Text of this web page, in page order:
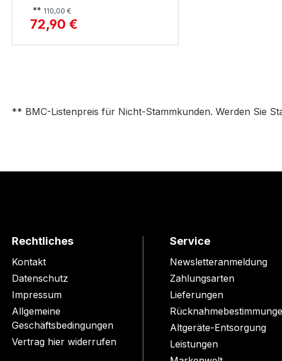
** 110,00 €
72,90 €
** BMC-Listenpreis für Nicht-Stammkunden. Werden Sie
Rechtliches
Kontakt
Datenschutz
Impressum
Allgemeine
Geschäftsbedingungen
Vertrag hier widerrufen
Service
Newsletteranmeldung
Zahlungsarten
Lieferungen
Altgeräte-Entsorgung
Leistungen